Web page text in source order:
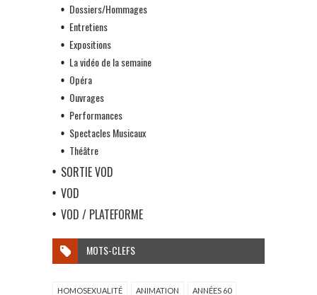
Dossiers/Hommages
Entretiens
Expositions
La vidéo de la semaine
Opéra
Ouvrages
Performances
Spectacles Musicaux
Théâtre
SORTIE VOD
VOD
VOD / PLATEFORME
MOTS-CLEFS
HOMOSEXUALITÉ ANIMATION ANNÉES 60